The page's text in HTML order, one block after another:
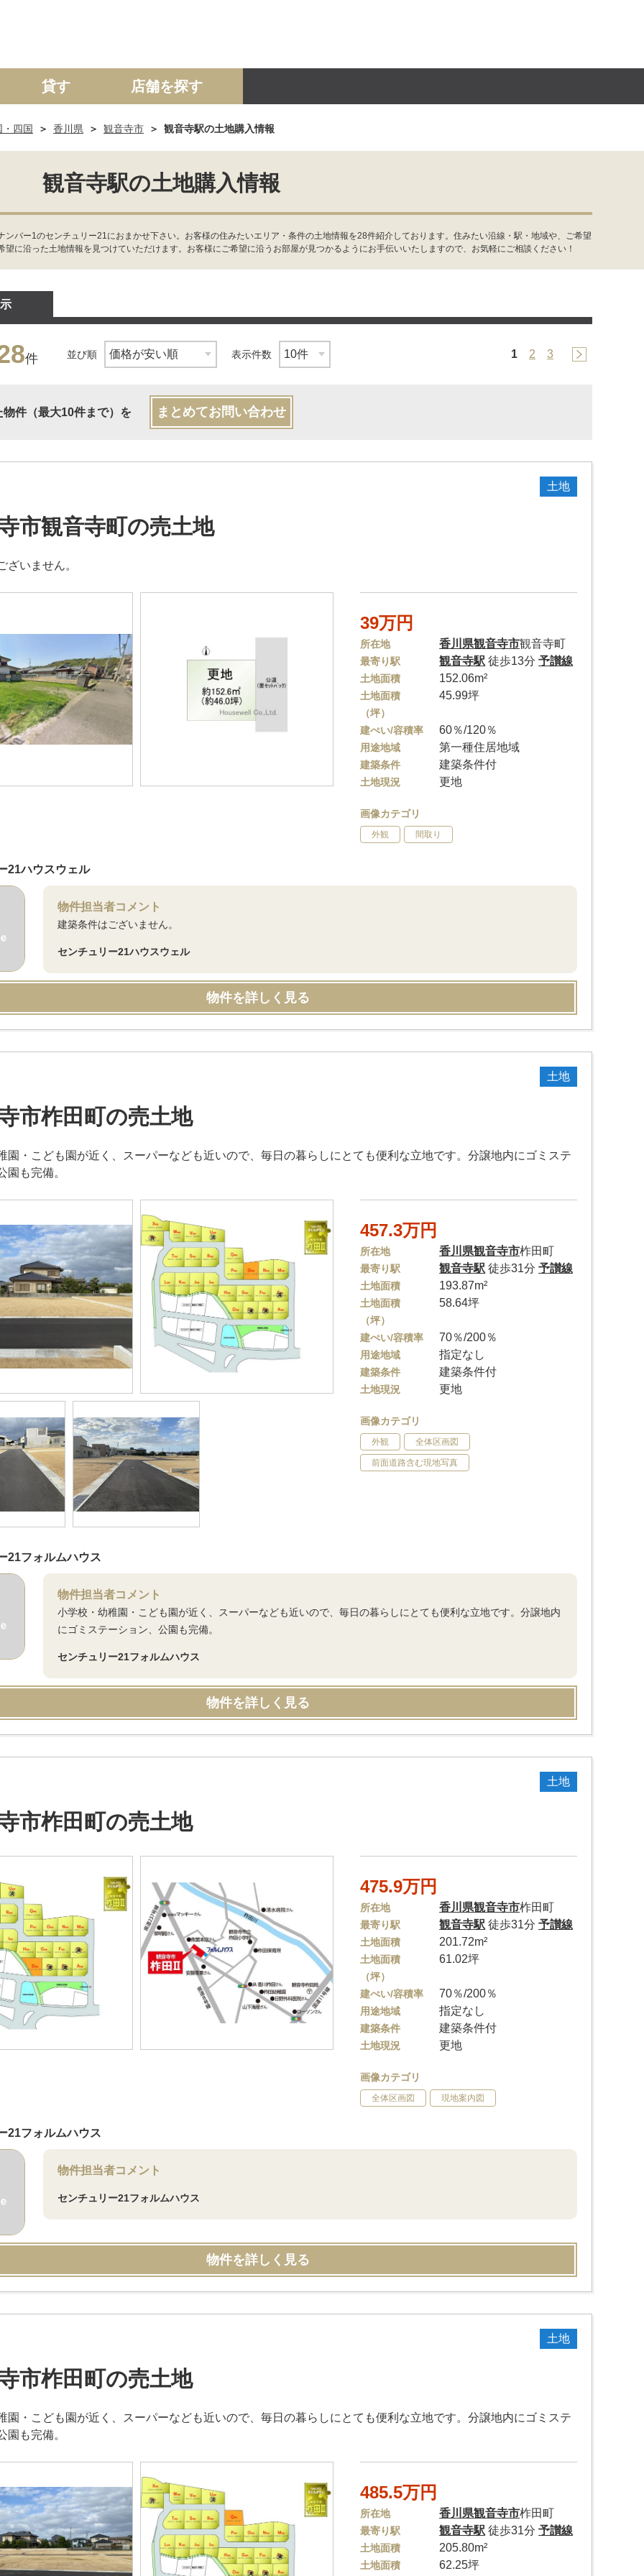
て マンション 土地 事業投資用
貸す 店舗を探す
・四国 香川県 観音寺市 観音寺駅の土地購入情報
観音寺駅の土地購入情報
バー1のセンチュリー21におまかせ下さい。お客様の住みたいエリア・条件の土地情報を28件紹介しております。住みたい沿線・駅・地域や、ご希望
に沿った土地情報を見つけていただけます。お客様にご希望に沿うお部屋が見つかるようにお手伝いいたしますので、お気軽にご相談ください！
件 並び順 表示件数 1 2 3
件（最大10件まで）を まとめてお問い合わせ
土地
市観音寺町の売土地
ざいません。
39万円
所在地 香川県観音寺市観音寺町
最寄り駅 観音寺駅 徒歩13分予讃線
土地面積 152.06m²
土地面積
（坪）
45.99坪
建ぺい/容積率 60％/120％
用途地域 第一種住居地域
建築条件 建築条件付
土地現況 更地
画像カテゴリ
外観 間取り
21ハウスウェル
物件担当者コメント
建築条件はございません。
センチュリー21ハウスウェル
物件を詳しく見る
土地
市柞田町の売土地
園・こども園が近く、スーパーなども近いので、毎日の暮らしにとても便利な立地です。分譲地内にゴミステ
園も完備。
457.3万円
所在地 香川県観音寺市柞田町
最寄り駅 観音寺駅 徒歩31分予讃線
土地面積 193.87m²
土地面積
（坪）
58.64坪
建ぺい/容積率 70％/200％
用途地域 指定なし
建築条件 建築条件付
土地現況 更地
画像カテゴリ
外観 全体区画図
前面道路含む現地写真
21フォルムハウス
物件担当者コメント
小学校・幼稚園・こども園が近く、スーパーなども近いので、毎日の暮らしにとても便利な立地です。分譲地内
にゴミステーション、公園も完備。
センチュリー21フォルムハウス
物件を詳しく見る
土地
市柞田町の売土地
475.9万円
所在地 香川県観音寺市柞田町
最寄り駅 観音寺駅 徒歩31分予讃線
土地面積 201.72m²
土地面積
（坪）
61.02坪
建ぺい/容積率 70％/200％
用途地域 指定なし
建築条件 建築条件付
土地現況 更地
画像カテゴリ
全体区画図 現地案内図
21フォルムハウス
物件担当者コメント
センチュリー21フォルムハウス
物件を詳しく見る
土地
市柞田町の売土地
園・こども園が近く、スーパーなども近いので、毎日の暮らしにとても便利な立地です。分譲地内にゴミステ
園も完備。
485.5万円
所在地 香川県観音寺市柞田町
最寄り駅 観音寺駅 徒歩31分予讃線
土地面積 205.80m²
土地面積 62.25坪